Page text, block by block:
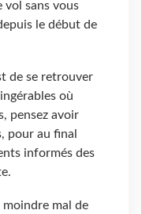
vol sans vous
le début de
de se retrouver
où
pensez avoir
pour au final
informés des
mal de